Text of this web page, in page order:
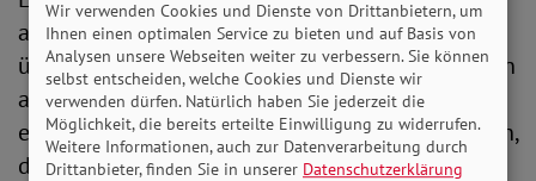
auswirkt. Denn je mehr Sorgearbeit Frauen
übernehmen, desto weniger Zeit bleibt ihnen, ein
auskömmliches und eigenes Einkommen zu
erwirtschaften. Als SoVD setzen wir uns dafür ein,
dass beide Geschlechter in allen Lebenslagen
Wir verwenden Cookies und Dienste von Drittanbietern, um
Ihnen einen optimalen Service zu bieten und auf Basis von
Analysen unsere Webseiten weiter zu verbessern. Sie können
selbst entscheiden, welche Cookies und Dienste wir
verwenden dürfen. Natürlich haben Sie jederzeit die
Möglichkeit, die bereits erteilte Einwilligung zu widerrufen.
Weitere Informationen, auch zur Datenverarbeitung durch
Drittanbieter, finden Sie in unserer Datenschutzerklärung